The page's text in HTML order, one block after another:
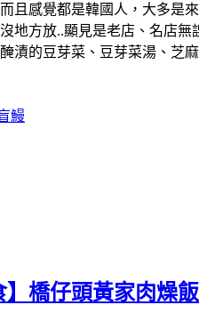
且感覺都是韓國人，大多
地方放..顯見是老店、名店
漬的豆芽菜、豆芽菜湯、芝
鰻
】橋仔頭黃家肉燥